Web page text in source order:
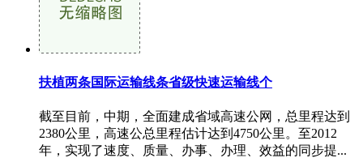
扶植两条国际运输线条省级快速运输线个
截至目前，中期，全面建成省域高速公网，总里程达到
2380公里，高速公总里程估计达到4750公里。至2012
年，实现了速度、质量、办事、办理、效益的同步提...